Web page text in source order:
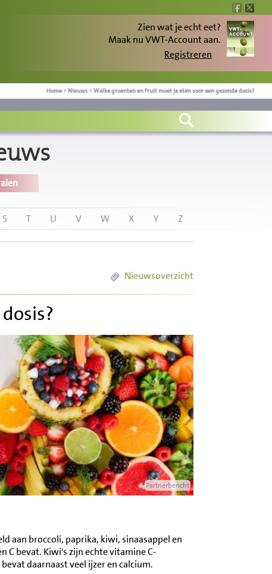
Zien wat je echt eet?
Maak nu VWT-Account aan.
Registreren
Home > Nieuws > Welke groenten en fruit moet je eten voor een gezonde dosis?
S T U V W X Y Z
Nieuwsoverzicht
Partnerbericht
aan broccoli, paprika, kiwi, sinaasappel en
C bevat. Kiwi's zijn echte vitamine C-
daarnaast veel ijzer en calcium.